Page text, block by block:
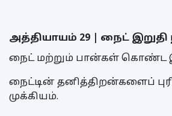
அத்தியாயம் 29 | நைட்
நைட் மற்றும் பான்கள் கொண்ட
நைட்டின் தனித்திறன்களைப்
முக்கியம்.